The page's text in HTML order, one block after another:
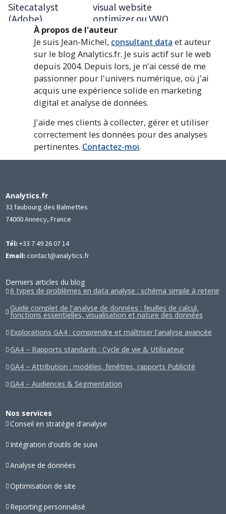
Sitecatalyst
(Adobe)
visual website
optimizer ou VWO
À propos de l'auteur
Je suis Jean-Michel, consultant data et auteur
sur le blog Analytics.fr. Je suis actif sur le web
depuis 2004. Depuis lors, je n'ai cessé de me
passionner pour l'univers numérique, où j'ai
acquis une expérience solide en marketing
digital et analyse de données.
J'aide mes clients à collecter, gérer et utiliser
correctement les données pour des analyses
pertinentes. Contactez-moi.
Analytics.fr
32 faubourg des Balmettes
74000 Annecy, France
Tél: +33 7 49 26 07 14
Email: contact@analytics.fr
Derniers articles du blog
6 types de problèmes en data analyse : schéma simple à retenir
Guide complet de l’analyse de données : feuilles de calcul,
fonctions essentielles, visualisation et nature des données
Explorations GA4 : comprendre et maîtriser l’analyse avancée
GA4 – Rapports standards : Cycle de vie & Utilisateur
GA4 – Attribution : modèles, fenêtres, rapports Publicité
GA4 – Audiences & Segmentation
Nos services
Conseil en stratégie d'analyse
Intégration d'outils de suivi
Analyse de données
Optimisation de site
Reporting personnalisé